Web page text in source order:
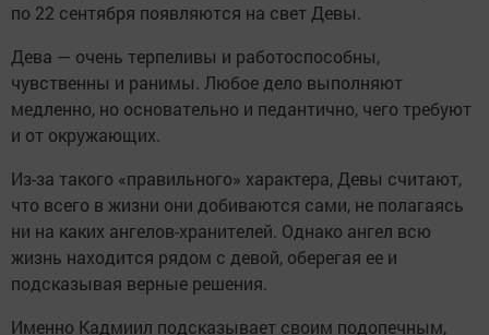
по 22 сентября появляются на свет Девы.
Дева — очень терпеливы и работоспособны,
чувственны и ранимы. Любое дело выполняют
медленно, но основательно и педантично, чего требуют
и от окружающих.
Из-за такого «правильного» характера, Девы считают,
что всего в жизни они добиваются сами, не полагаясь
ни на каких ангелов-хранителей. Однако ангел всю
жизнь находится рядом с девой, оберегая ее и
подсказывая верные решения.
Именно Кадмиил подсказывает своим подопечным,